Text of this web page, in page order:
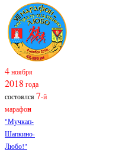
4ноября
2018 года
состоялся7-й
марафон
"Мучкап-
Шапкино-
Любо!"